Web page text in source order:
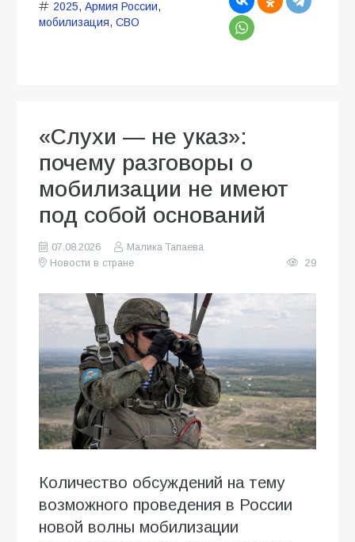
2025, Армия России,
мобилизация, СВО
«Слухи — не указ»:
почему разговоры о
мобилизации не имеют
под собой оснований
07.08.2026
Малика Тапаева
Новости в стране
29
Количество обсуждений на тему
возможного проведения в России
новой волны мобилизации